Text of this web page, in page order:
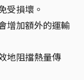
受損壞。
增加額外的運輸
地阻擋熱量傳